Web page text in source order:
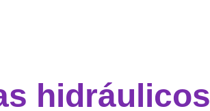
hidráulicos